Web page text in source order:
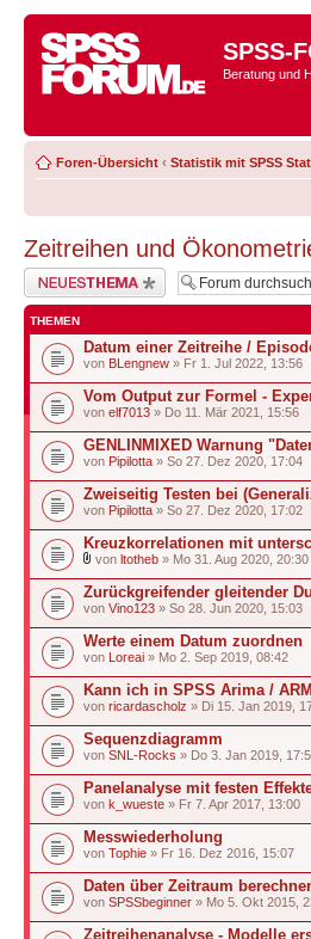
SPSS-
Beratung und
Foren-Übersicht ‹ Statistik mit SPSS
Zeitreihen und
Neues Thema erstellen
THEMEN
Datum einer Zeitreihe /
von BLengnew » Fr 1. Jul 2022, 13:56
Vom Output zur Formel -
von elf7013 » Do 11. Mär 2021, 15:56
GENLINMIXED Warnung
von Pipilotta » So 27. Dez 2020, 17:04
Zweiseitig Testen bei
von Pipilotta » So 27. Dez 2020, 17:02
Kreuzkorrelationen mit
von ltotheb » Mo 31. Aug 2020, 20:30
Zurückgreifender gleitender
von Vino123 » So 28. Jun 2020, 15:03
Werte einem Datum zuordnen
von Loreai » Mo 2. Sep 2019, 08:42
Kann ich in SPSS Arima /
von ricardascholz » Di 15. Jan 2019,
Sequenzdiagramm
von SNL-Rocks » Do 3. Jan 2019,
Panelanalyse mit festen
von k_wueste » Fr 7. Apr 2017, 13:00
Messwiederholung
von Tophie » Fr 16. Dez 2016, 15:07
Daten über Zeitraum
von SPSSbeginner » Mo 5. Okt 2015,
Zeitreihenanalyse - Modelle